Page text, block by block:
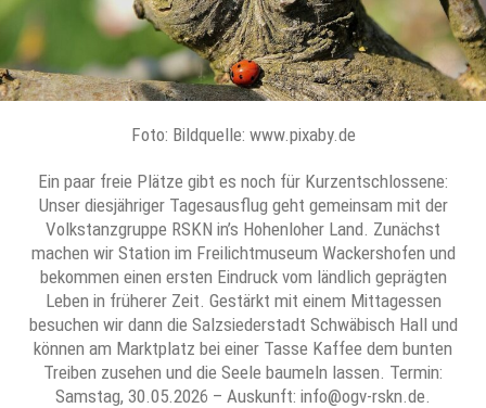
Foto: Bildquelle: www.pixaby.de
Ein paar freie Plätze gibt es noch für Kurzentschlossene:
Unser diesjähriger Tagesausflug geht gemeinsam mit der
Volkstanzgruppe RSKN in’s Hohenloher Land. Zunächst
machen wir Station im Freilichtmuseum Wackershofen und
bekommen einen ersten Eindruck vom ländlich geprägten
Leben in früherer Zeit. Gestärkt mit einem Mittagessen
besuchen wir dann die Salzsiederstadt Schwäbisch Hall und
können am Marktplatz bei einer Tasse Kaffee dem bunten
Treiben zusehen und die Seele baumeln lassen. Termin:
Samstag, 30.05.2026 – Auskunft: info@ogv-rskn.de.